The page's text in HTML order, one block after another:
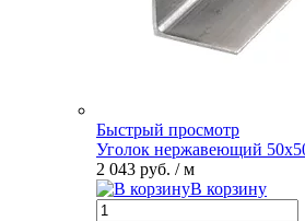
Быстрый просмотр
Уголок нержавеющий
2 043 руб. / м
В корзину